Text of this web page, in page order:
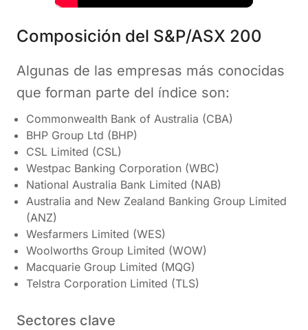
Composición del S&P/ASX 200
Algunas de las empresas más conocidas
que forman parte del índice son:
Commonwealth Bank of Australia (CBA)
BHP Group Ltd (BHP)
CSL Limited (CSL)
Westpac Banking Corporation (WBC)
National Australia Bank Limited (NAB)
Australia and New Zealand Banking Group Limited
(ANZ)
Wesfarmers Limited (WES)
Woolworths Group Limited (WOW)
Macquarie Group Limited (MQG)
Telstra Corporation Limited (TLS)
Sectores clave